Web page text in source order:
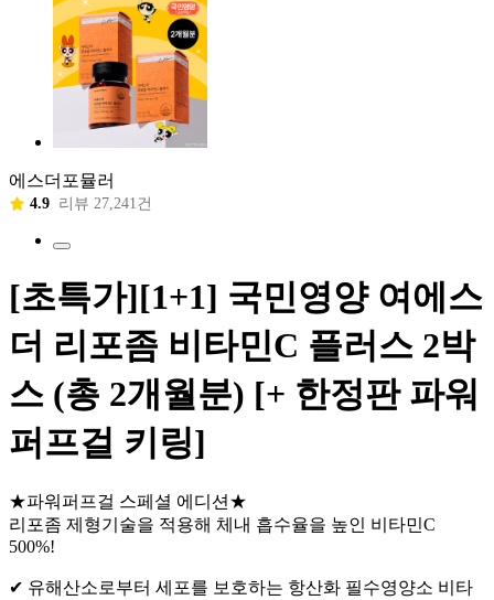
에스더포뮬러
4.9 리뷰 27,241건
[초특가][1+1] 국민영양 여에스
더 리포좀 비타민C 플러스 2박
스 (총 2개월분) [+ 한정판 파워
퍼프걸 키링]
★파워퍼프걸 스페셜 에디션★
리포좀 제형기술을 적용해 체내 흡수율을 높인 비타민C
500%!
✔ 유해산소로부터 세포를 보호하는 항산화 필수영양소 비타